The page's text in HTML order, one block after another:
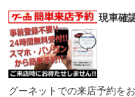
現車確
グーネットでの来店予約を